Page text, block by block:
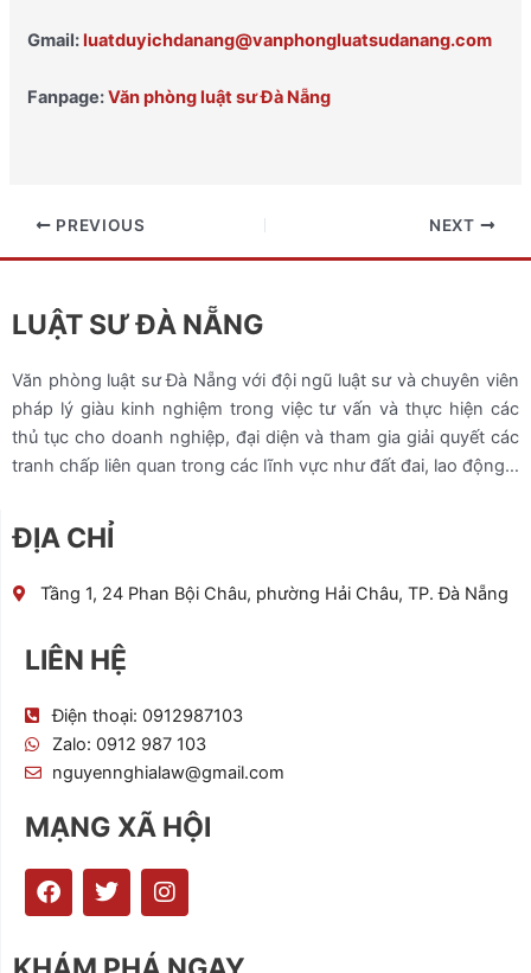
Gmail: luatduyichdanang@vanphongluatsudanang.com
Fanpage:Văn phòng luật sư Đà Nẵng
PREVIOUS NEXT
LUẬT SƯ ĐÀ NẴNG
Văn phòng luật sư Đà Nẵng với đội ngũ luật sư và chuyên viên
pháp lý giàu kinh nghiệm trong việc tư vấn và thực hiện các
thủ tục cho doanh nghiệp, đại diện và tham gia giải quyết các
tranh chấp liên quan trong các lĩnh vực như đất đai, lao động…
ĐỊA CHỈ
Tầng 1, 24 Phan Bội Châu, phường Hải Châu, TP. Đà Nẵng
LIÊN HỆ
Điện thoại: 0912987103
Zalo: 0912 987 103
nguyennghialaw@gmail.com
MẠNG XÃ HỘI
F
a
e
T
w
t
I
n
t